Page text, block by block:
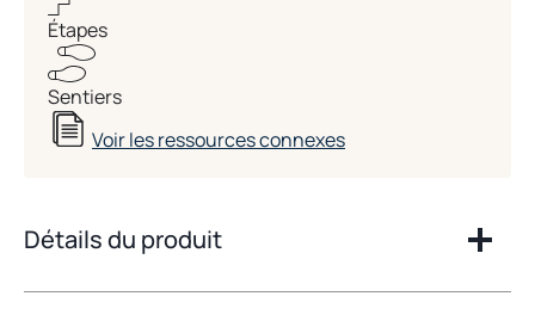
Étapes
Sentiers
Voir les ressources connexes
Détails du produit